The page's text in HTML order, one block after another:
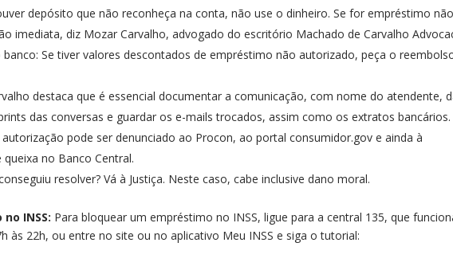
depósito que não reconheça na conta, não use o dinheiro. Se for empréstimo não
imediata, diz Mozar Carvalho, advogado do escritório Machado de Carvalho
Se tiver valores descontados de empréstimo não autorizado, peça o
destaca que é essencial documentar a comunicação, com nome do atendente,
das conversas e guardar os e-mails trocados, assim como os extratos bancários.
pode ser denunciado ao Procon, ao portal consumidor.gov e ainda à
no Banco Central.
resolver? Vá à Justiça. Neste caso, cabe inclusive dano moral.
INSS: Para bloquear um empréstimo no INSS, ligue para a central 135, que
às 22h, ou entre no site ou no aplicativo Meu INSS e siga o tutorial: